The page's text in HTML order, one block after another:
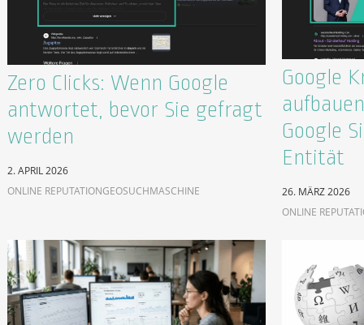
Zero Clicks: Wenn Google
antwortet, bevor Sie gefragt
werden
2. APRIL 2026
ONLINE REPUTATIONGEOSUCHMASCHINE
Google
Google
Entität
26. MÄRZ 2026
ONLINE